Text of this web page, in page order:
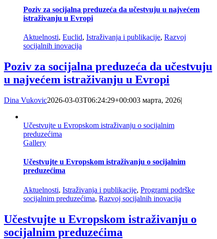
Poziv za socijalna preduzeća da učestvuju u najvećem
istraživanju u Evropi
Aktuelnosti, Euclid, Istraživanja i publikacije, Razvoj
socijalnih inovacija
Poziv za socijalna preduzeća da učestvuju
u najvećem istraživanju u Evropi
Dina Vukovic2026-03-03T06:24:29+00:003 марта, 2026|
Učestvujte u Evropskom istraživanju o socijalnim
preduzećima
Gallery
Učestvujte u Evropskom istraživanju o socijalnim
preduzećima
Aktuelnosti, Istraživanja i publikacije, Programi podrške
socijalnim preduzećima, Razvoj socijalnih inovacija
Učestvujte u Evropskom istraživanju o
socijalnim preduzećima